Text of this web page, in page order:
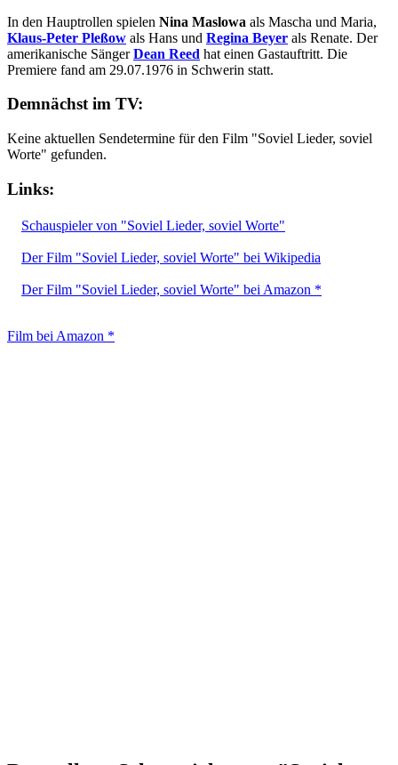
In den Hauptrollen spielen Nina Maslowa als Mascha und Maria,
Klaus-Peter Pleßow als Hans und Regina Beyer als Renate. Der
amerikanische SängerDean Reed hat einen Gastauftritt. Die
Premiere fand am 29.07.1976 in Schwerin statt.
Demnächst im TV:
Keine aktuellen Sendetermine für den Film "Soviel Lieder, soviel
Worte" gefunden.
Links:
Schauspieler von "Soviel Lieder, soviel Worte"
Der Film "Soviel Lieder, soviel Worte" bei Wikipedia
Der Film "Soviel Lieder, soviel Worte" bei Amazon *
Film bei Amazon *